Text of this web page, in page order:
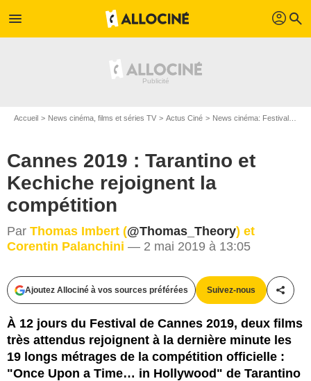
menu profil search
Accueil News cinéma, films et séries TV Actus Ciné News cinéma: Festivals
Cannes 2019 : Tarantino et
Kechiche rejoignent la
compétition
Par Thomas Imbert (@Thomas_Theory) et
Corentin Palanchini — 2 mai 2019 à 13:05
Ajoutez Allociné à vos sources préférées Suivez-nous
À 12 jours du Festival de Cannes 2019, deux films
très attendus rejoignent à la dernière minute les
19 longs métrages de la compétition officielle :
"Once Upon a Time… in Hollywood" de Tarantino
2018 Sony Pictures Entertainment Deutschland GmbH